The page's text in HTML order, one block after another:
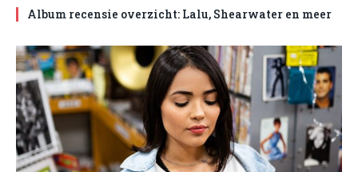
Album recensie overzicht: Lalu, Shearwater en meer